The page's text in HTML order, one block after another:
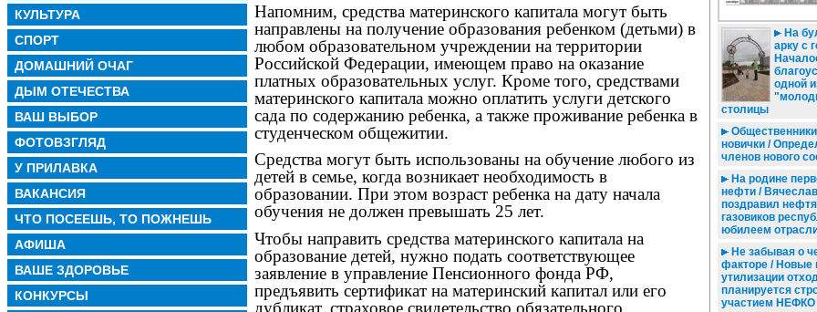
КУЛЬТУРА
СПОРТ
ДОМАШНИЙ ОЧАГ
ДЫМ ОТЕЧЕСТВА
ВАШ ВЫБОР
ФОТОВЗГЛЯД
У ПРИЛАВКА
ВАКАНСИЯ
ЧТО ПОСЕЕШЬ, ТО ПОЖНЕШЬ
АФИША
ВАШЕ ЗДОРОВЬЕ
КОНКУРСЫ
Напомним, средства материнского капитала могут быть
направлены на получение образования ребенком (детьми) в
любом образовательном учреждении на территории
Российской Федерации, имеющем право на оказание
платных образовательных услуг. Кроме того, средствами
материнского капитала можно оплатить услуги детского
сада по содержанию ребенка, а также проживание ребенка в
студенческом общежитии.
Средства могут быть использованы на обучение любого из
детей в семье, когда возникает необходимость в
образовании. При этом возраст ребенка на дату начала
обучения не должен превышать 25 лет.
Чтобы направить средства материнского капитала на
образование детей, нужно подать соответствующее
заявление в управление Пенсионного фонда РФ,
предъявить сертификат на материнский капитал или его
дубликат, страховое свидетельство обязательного
На
арку с
одной
столицы
новички /
членов нового
На родине
нефти /
поздравил
газовиков
юбилеем
Не забывая о
факторе / Новые
утилизации
планируется
участием НЕФКО